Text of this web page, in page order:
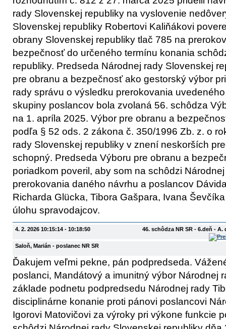
rady Slovenskej republiky na vyslovenie
Slovenskej republiky Robertovi Kaliňákovi
obrany Slovenskej republiky tlač 785 na
bezpečnosť do určeného termínu konania
republiky. Predseda Národnej rady Slovenskej
pre obranu a bezpečnosť ako gestorský výbor
rady správu o výsledku prerokovania
skupiny poslancov bola zvolaná 56. schôdza
na 1. apríla 2025. Výbor pre obranu a
podľa § 52 ods. 2 zákona č. 350/1996 Zb. z. o
rady Slovenskej republiky v znení neskorších
schopný. Predseda Výboru pre obranu a
poriadkom poveril, aby som na schôdzi
prerokovania daného návrhu a poslancov
Richarda Glücka, Tibora Gašpara, Ivana
úlohu spravodajcov.
4. 2. 2026 10:15:14 - 10:18:50 46. schôdza NR SR - 6.deň -
Saloň, Marián - poslanec NR SR
Ďakujem veľmi pekne, pán podpredseda.
poslanci, Mandátový a imunitný výbor Národnej
základe podnetu podpredsedu Národnej rady
disciplinárne konanie proti pánovi poslancovi
Igorovi Matovičovi za výroky pri výkone funkcie